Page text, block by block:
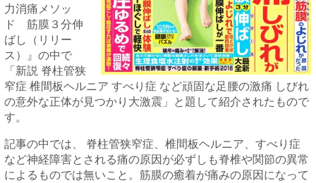
力消痛メソッ
ド 筋膜３分伸
ばし（リリー
ス）』の中で
「新説 脊柱管狭
窄症 椎間板ヘルニア すべり症 など頑固な足腰の激痛 しびれ
の意外な正体が見つかり大激震」と題して紹介されたもので
す。
記事の中では、 脊柱管狭窄症、椎間板ヘルニア、すべり症
など神経障害とされる痛の原因が必ずしも脊椎や関節の異常
によるものでは無いこと。筋膜の癒着が痛みの原因になって